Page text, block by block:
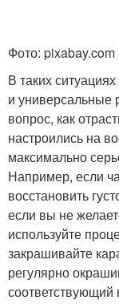
Фото: pixabay.com
В таких
и универсальные
вопрос, как
настроились на
максимально
Например, если
восстановить
если вы не
используйте
закрашивайте
регулярно
соответствующий